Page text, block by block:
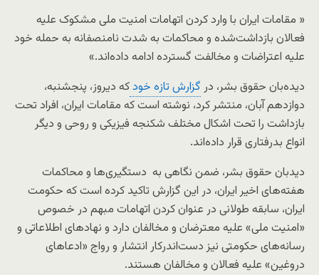
« مقامات ایران با وارد کردن اتهامات امنیت ملی مشکوک علیه
فعالان بازداشت‌شده و محاکمات به شدت نامنصفانه به حمله خود
علیه اعتراضات و مخالفت گسترده ادامه داده‌اند.»
دیده‌بان حقوق بشر، در گزارش تازه خودکه دیروز، پنجشنبه،
دوازدهم آبان، منتشر کرد، نوشته است که مقامات ایران، افراد تحت
بازداشت را تحت اشکال مختلف شکنجه فیزیکی و روحی و دیگر
انواع بدرفتاری قرار داده‌اند.
دیدبان حقوق بشر، ضمن نگاهی به دستگیری‌ها و محاکمات
هفته‌های اخیر ایران، در این گزارش تاکید کرده است که حکومت
ایران، سابقه طولانی در عنوان کردن اتهامات مبهم در خصوص
«امنیت ملی» علیه معترضان و مخالفان دارد و نهادهای اطلاعاتی و
رسانه‌های حکومتی نیز دست‌اندرکار انتشار و رواج «ادعاهای
دروغین» علیه فعالان و مخالفان هستند.